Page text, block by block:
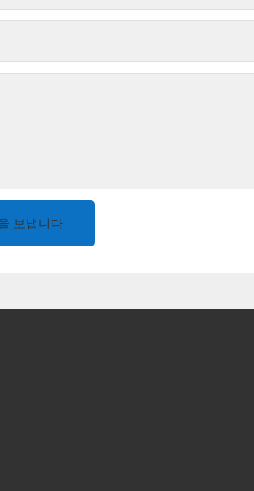
보냅니다